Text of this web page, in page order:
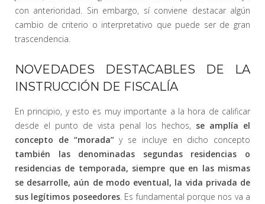
con anterioridad. Sin embargo, sí conviene destacar algún
cambio de criterio o interpretativo que puede ser de gran
trascendencia.
NOVEDADES DESTACABLES DE LA
INSTRUCCIÓN DE FISCALÍA
En principio, y esto es muy importante a la hora de calificar
desde el punto de vista penal los hechos, se amplía el
concepto de “morada”y se incluye en dicho concepto
también las denominadas segundas residencias o
residencias de temporada, siempre que en las mismas
se desarrolle, aún de modo eventual, la vida privada de
sus legítimos poseedores. Es fundamental porque nos va a